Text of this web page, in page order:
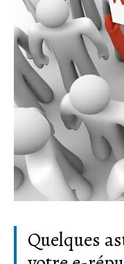
Quelques